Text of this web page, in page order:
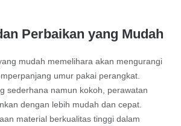
Perbaikan yang Mudah
mudah memelihara akan mengurangi
umur pakai perangkat.
sederhana namun kokoh, perawatan
dengan lebih mudah dan cepat.
material berkualitas tinggi dalam